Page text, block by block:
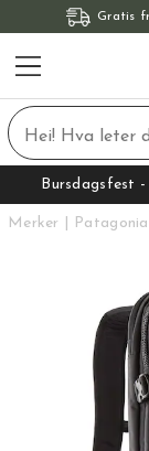
Gratis
Bursdagsfest
Merker Patagonia